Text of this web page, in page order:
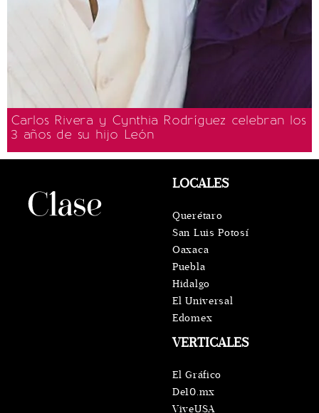
Carlos Rivera y Cynthia Rodríguez celebran los
3 años de su hijo León
VERTICALES
El Gráfico
De10.mx
ViveUSA
LOCALES
Querétaro
San Luis Potosí
Oaxaca
Puebla
Hidalgo
El Universal
Edomex